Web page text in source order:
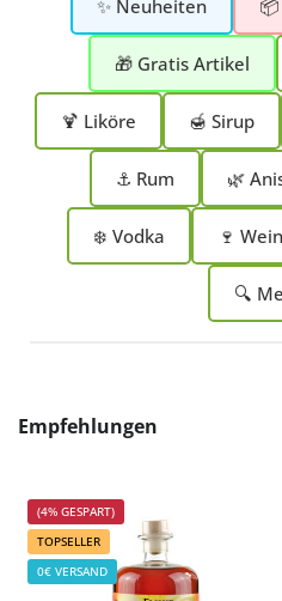
✨ Neuheiten
🎁 Gratis Artikel
🍹 Liköre 🍯 Sirup
⚓ Rum 🌿
❄️ Vodka 🍷
🔍
Produktgalerie überspringen
Empfehlungen
(4% GESPART)
TOPSELLER
0€ VERSAND